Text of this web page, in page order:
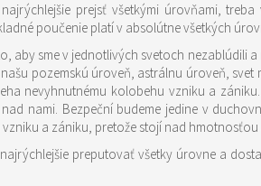
prejsť všetkými úrovňami,
poučenie platí v absolútne všetkých
aby sme v jednotlivých svetoch nezablúdili
pozemskú úroveň, astrálnu úroveň,
nevyhnutnému kolobehu vzniku a
nami. Bezpeční budeme jedine v
a zániku, pretože stojí nad hmotnosťou
preputovať všetky úrovne a